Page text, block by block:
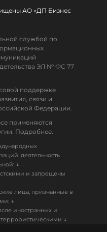
АО «ДП Бизнес
службой по
ЭЛ № ФС 77
поддержке
связи и
Федерации.
применяются
Подробнее.
деятельность
↓
и запрещены
лица, признанные в
↓
иностранных и
↓